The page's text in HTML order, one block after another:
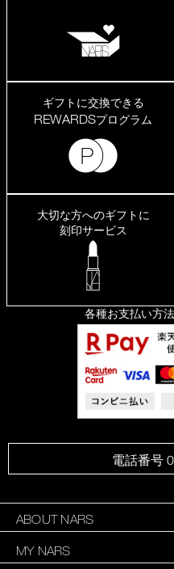
ギフトに交換できる
REWARDSプログラム
大切な方へのギフトに
刻印サービス
各種お支払い方
電話番号
ABOUT NARS
MY NARS